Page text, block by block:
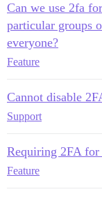
Can we use 2fa
particular groups
everyone?
Feature
Cannot disable
Support
Requiring 2FA
Feature